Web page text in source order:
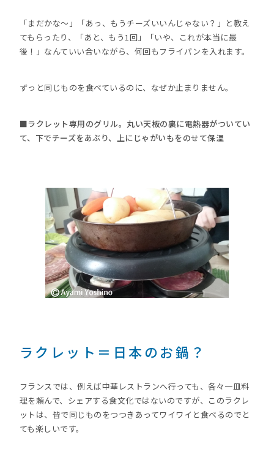
「まだかな～」「あっ、もうチーズいいんじゃない？」と教え
てもらったり、「あと、もう1回」「いや、これが本当に最
後！」なんていい合いながら、何回もフライパンを入れます。
ずっと同じものを食べているのに、なぜか止まりません。
■ラクレット専用のグリル。丸い天板の裏に電熱器がついてい
て、下でチーズをあぶり、上にじゃがいもをのせて保温
ラクレット＝日本のお鍋？
フランスでは、例えば中華レストランへ行っても、各々一皿料
理を頼んで、シェアする食文化ではないのですが、このラクレ
ットは、皆で同じものをつつきあってワイワイと食べるのでと
ても楽しいです。